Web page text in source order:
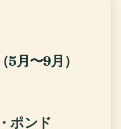
5月〜9月）
ポンド